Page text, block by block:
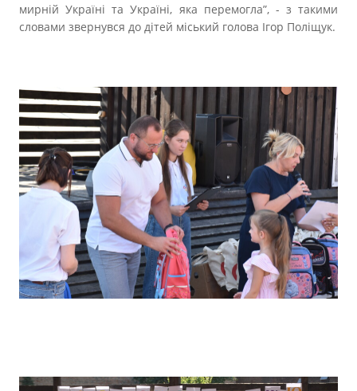
мирній Україні та Україні, яка перемогла”, - з такими
словами звернувся до дітей міський голова Ігор Поліщук.